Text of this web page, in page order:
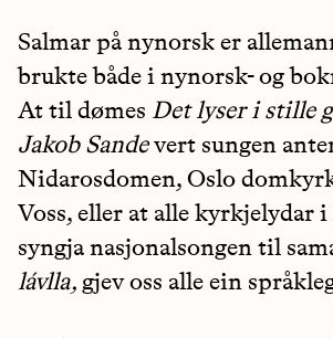
Salmar på nynorsk er
brukte både i nynorsk- og
At til dømes Det lyser i stille
Jakob Sandevert sungen
Nidarosdomen, Oslo
Voss, eller at alle kyrkjelydar
syngja nasjonalsongen til
lávlla, gjev oss alle ein